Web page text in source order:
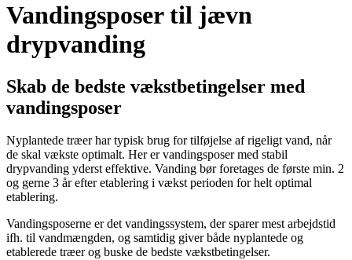
Vandingsposer til jævn
drypvanding
Skab de bedste vækstbetingelser med
vandingsposer
Nyplantede træer har typisk brug for tilføjelse af rigeligt vand, når
de skal vækste optimalt. Her er vandingsposer med stabil
drypvanding yderst effektive. Vanding bør foretages de første min. 2
og gerne 3 år efter etablering i vækst perioden for helt optimal
etablering.
Vandingsposerne er det vandingssystem, der sparer mest arbejdstid
ifh. til vandmængden, og samtidig giver både nyplantede og
etablerede træer og buske de bedste vækstbetingelser.